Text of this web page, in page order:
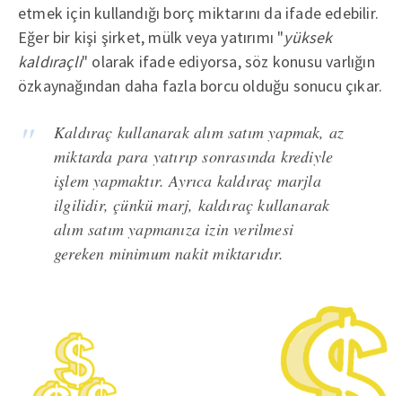
etmek için kullandığı borç miktarını da ifade edebilir.
Eğer bir kişi şirket, mülk veya yatırımı "yüksek
kaldıraçlı" olarak ifade ediyorsa, söz konusu varlığın
özkaynağından daha fazla borcu olduğu sonucu çıkar.
Kaldıraç kullanarak alım satım yapmak, az
miktarda para yatırıp sonrasında krediyle
işlem yapmaktır. Ayrıca kaldıraç marjla
ilgilidir, çünkü marj, kaldıraç kullanarak
alım satım yapmanıza izin verilmesi
gereken minimum nakit miktarıdır.